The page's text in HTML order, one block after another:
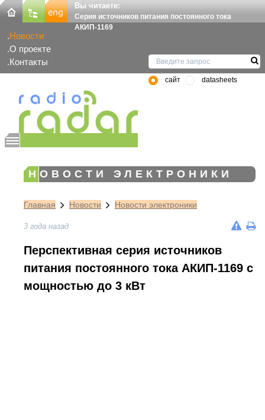
Вы читаете:
Серия источников питания постоянного тока
АКИП-1169
Новости
О проекте
Контакты
сайт datasheets
НОВОСТИ ЭЛЕКТРОНИКИ
Главная Новости Новости электроники
3 года назад
Перспективная серия источников
питания постоянного тока АКИП-1169 с
мощностью до 3 кВт